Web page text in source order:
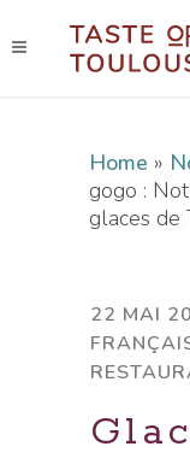
Home »
gogo :
glaces de
22 MAI